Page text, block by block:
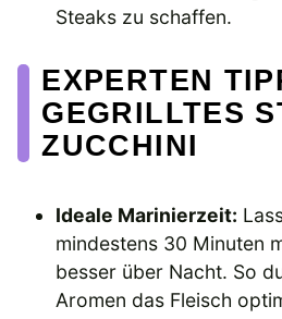
Steaks zu schaffen.
EXPERTEN
GEGRILLTES
ZUCCHINI
Ideale Marinierzeit:
mindestens 30 Minuten
besser über Nacht. So
Aromen das Fleisch